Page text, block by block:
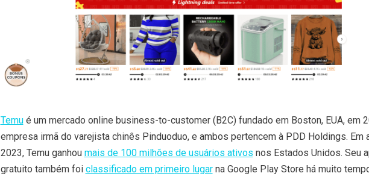
Temué um mercado online business-to-customer (B2C) fundado em Boston, EUA, em
empresa irmã do varejista chinês Pinduoduo, e ambos pertencem à PDD Holdings. Em
2023, Temu ganhou mais de 100 milhões de usuários ativos nos Estados Unidos. Seu
gratuito também foi classificado em primeiro lugarna Google Play Store há muito